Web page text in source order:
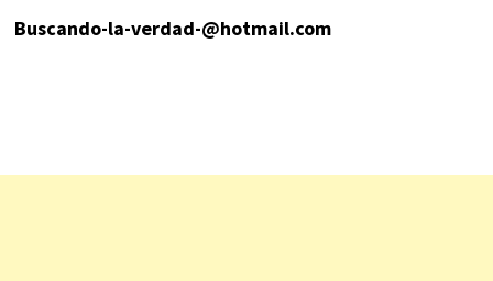
Buscando-la-verdad-@hotmail.com